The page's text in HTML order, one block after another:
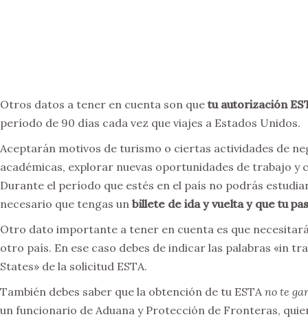
Otros datos a tener en cuenta son que tu autorización
período de 90 días cada vez que viajes a Estados Unidos.
Aceptarán motivos de turismo o ciertas actividades de
académicas, explorar nuevas oportunidades de trabajo y
Durante el período que estés en el país no podrás
necesario que tengas un billete de ida y vuelta y que tu
Otro dato importante a tener en cuenta es que
otro país. En ese caso debes de indicar las palabras «in
States» de la solicitud ESTA.
También debes saber que la obtención de tu ESTAno te
un funcionario de Aduana y Protección de Fronteras,